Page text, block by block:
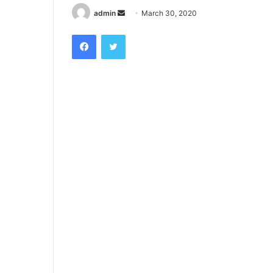
admin
Send March 30, 2020
FacebookTwitter